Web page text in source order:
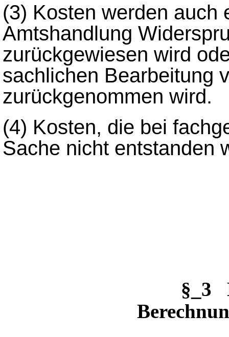
(3) Kosten werden auch
Amtshandlung
zurückgewiesen wird
sachlichen Bearbeitung
zurückgenommen wird.
(4) Kosten, die bei
Sache nicht entstanden
§_3